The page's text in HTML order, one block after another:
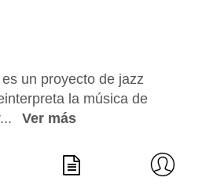
un proyecto de jazz
la música de
Ver más